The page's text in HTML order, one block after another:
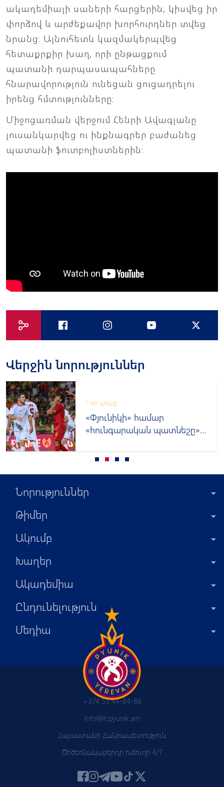
ակադեմիայի սաների հարցերին, կիսվեց իր
փորձով և արժեքավոր խորհուրդներ տվեց
նրանց։ Այնուհետև կազմակերպվեց
հետաքրքիր խաղ, որի ընթացքում
պատանի դարպասապահները
հնարավորություն ունեցան ցուցադրելու
իրենց հմտությունները։
Միջոցառման վերջում Հենրի Ավագյանը
լուսանկարվեց ու ինքնագրեր բաժանեց
պատանի ֆուտբոլիստներին։
Վերջին նորություններ
7 օր առաջ
«Փյունիկի» համար
«հունգարական պատնեշը»
Նորություններ
Թիմեր
Ակումբ
Խաղեր
Ակադեմիա
Ընդունելություն
Մեդիա
+374 55 44-84-88
info@fcpyunik.am
Հայաստանի Հանրապետություն
Ծիծեռնակաբերդի խճուղի 4/7